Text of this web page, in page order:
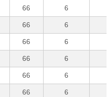
66 6
66 6
66 6
66 6
66 6
66 6